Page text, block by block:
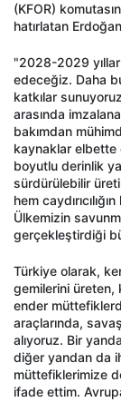
(KFOR)
hatırlatan
"2028-2029
edeceğiz. Daha
katkılar
arasında
bakımdan
kaynaklar elbette
boyutlu derinlik
sürdürülebilir
hem
Ülkemizin
gerçekleştirdiği
Türkiye olarak,
gemilerini üreten,
ender
araçlarında,
alıyoruz. Bir
diğer yandan da
müttefiklerimize
ifade ettim.